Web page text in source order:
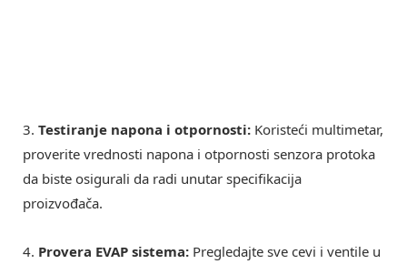
3. Testiranje napona i otpornosti: Koristeći multimetar,
proverite vrednosti napona i otpornosti senzora protoka
da biste osigurali da radi unutar specifikacija
proizvođača.
4. Provera EVAP sistema: Pregledajte sve cevi i ventile u